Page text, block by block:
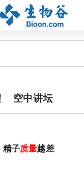
空中讲坛
精子质量越差